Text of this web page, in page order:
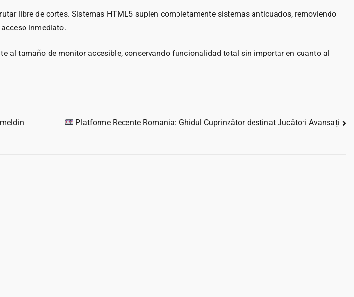
libre de cortes. Sistemas HTML5 suplen completamente sistemas anticuados, removiendo
inmediato.
al tamaño de monitor accesible, conservando funcionalidad total sin importar en cuanto al
Platforme Recente Romania: Ghidul Cuprinzător destinat Jucători Avansați